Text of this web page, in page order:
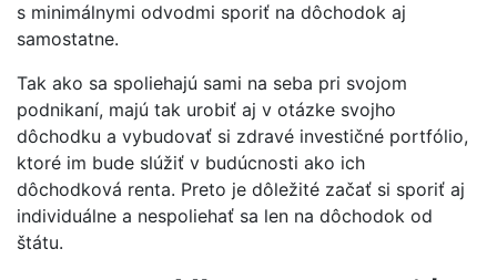
s minimálnymi odvodmi sporiť na dôchodok aj
samostatne.
Tak ako sa spoliehajú sami na seba pri svojom
podnikaní, majú tak urobiť aj v otázke svojho
dôchodku a vybudovať si zdravé investičné portfólio,
ktoré im bude slúžiť v budúcnosti ako ich
dôchodková renta. Preto je dôležité začať si sporiť aj
individuálne a nespoliehať sa len na dôchodok od
štátu.